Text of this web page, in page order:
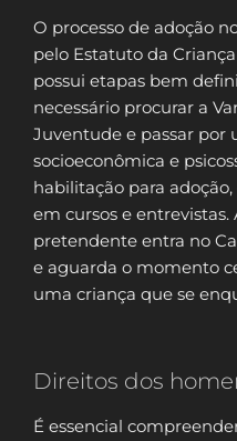
O processo de adoção
pelo Estatuto da
possui etapas bem
necessário procurar a
Juventude e passar por
socioeconômica e
habilitação para
em cursos e entrevistas.
pretendente entra no
e aguarda o momento
uma criança que se
Direitos dos
É essencial